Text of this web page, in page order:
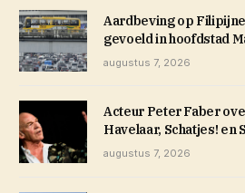
Aardbeving op
gevoeld in hoofdstad
augustus 7, 2026
Acteur Peter Faber
Havelaar, Schatjes! en
augustus 7, 2026